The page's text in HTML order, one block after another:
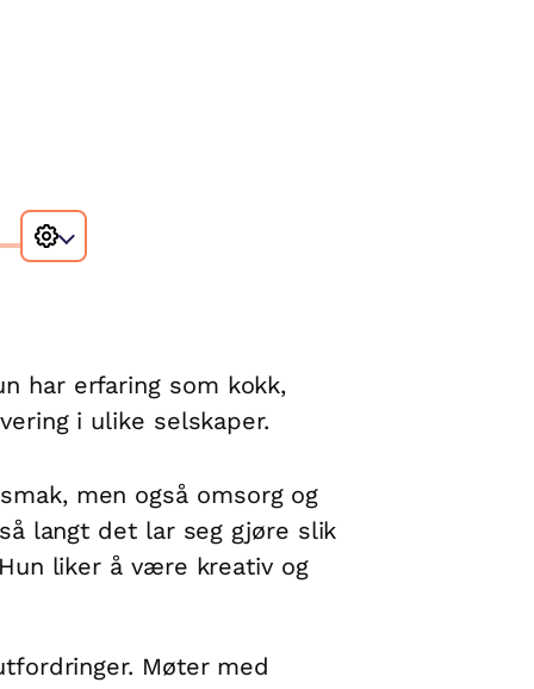
har erfaring som kokk,
i ulike selskaper.
men også omsorg og
langt det lar seg gjøre slik
liker å være kreativ og
Møter med